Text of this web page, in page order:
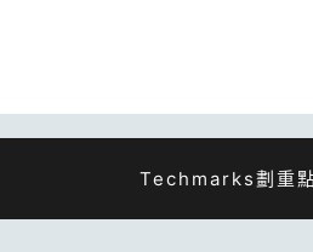
Techmarks劃重